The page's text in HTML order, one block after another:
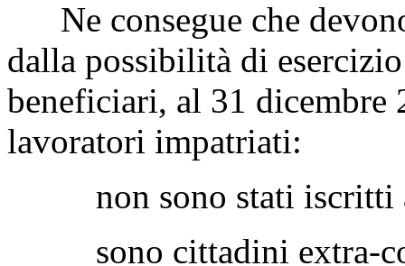
Ne consegue che
dalla possibilità di
beneficiari, al 31 dicembre
lavoratori impatriati:
non sono stati iscritti
sono cittadini extra-